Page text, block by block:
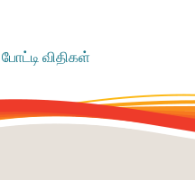
விதிகள்